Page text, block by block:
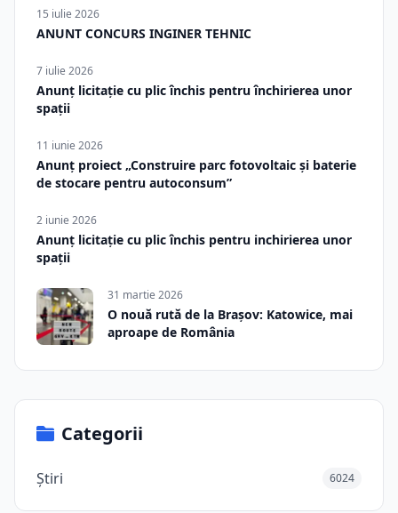
15 iulie 2026
ANUNT CONCURS INGINER TEHNIC
7 iulie 2026
Anunț licitație cu plic închis pentru închirierea unor
spații
11 iunie 2026
Anunț proiect „Construire parc fotovoltaic și baterie
de stocare pentru autoconsum”
2 iunie 2026
Anunț licitație cu plic închis pentru inchirierea unor
spații
31 martie 2026
O nouă rută de la Brașov: Katowice, mai
aproape de România
Categorii
Știri 6024